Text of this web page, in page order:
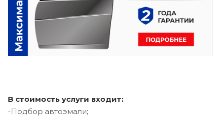
В стоимость услуги входит:
-Подбор автоэмали;